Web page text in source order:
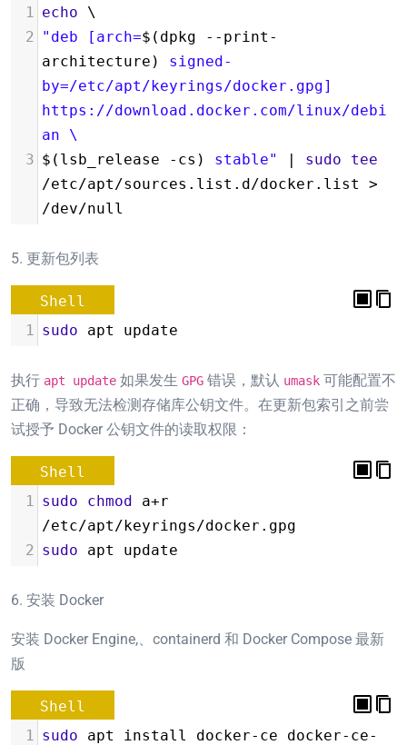
1
echo \
2
"deb [arch=$(dpkg --print-
architecture)
signed-
by=/etc/apt/keyrings/docker.gpg]
https://download.docker.com/linux/debi
an \
3 $(lsb_release -cs) stable" | sudo
tee
/etc/apt/sources.list.d/docker.list >
/dev/null
5. 更新包列表
Shell
1
sudo apt update
执行 apt update 如果发生 GPG 错误，默认 umask 可能配置不
正确，导致无法检测存储库公钥文件。在更新包索引之前尝
试授予 Docker 公钥文件的读取权限：
Shell
1
sudo chmod a+r
/etc/apt/keyrings/docker.gpg
2 sudo apt update
6. 安装 Docker
安装 Docker Engine,、containerd 和 Docker Compose 最新
版
Shell
1
sudo apt install docker-ce docker-ce-